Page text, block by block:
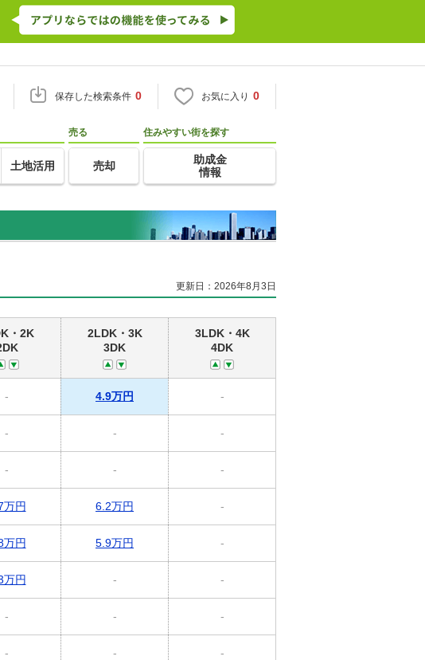
保存した検索条件 0 お気に入り 0
土地活用
売る
売却
住みやすい街を探す
助成金
情報
更新日：2026年8月3日
・2K
2LDK・3K
3DK
3LDK・4K
4DK
- 4.9万円 -
- - -
- - -
万円 6.2万円 -
万円 5.9万円 -
万円 - -
- - -
- - -